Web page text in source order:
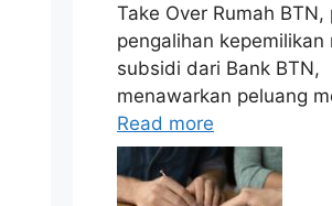
Take Over Rumah BTN,
pengalihan kepemilikan
subsidi dari Bank BTN,
menawarkan peluang
Read more